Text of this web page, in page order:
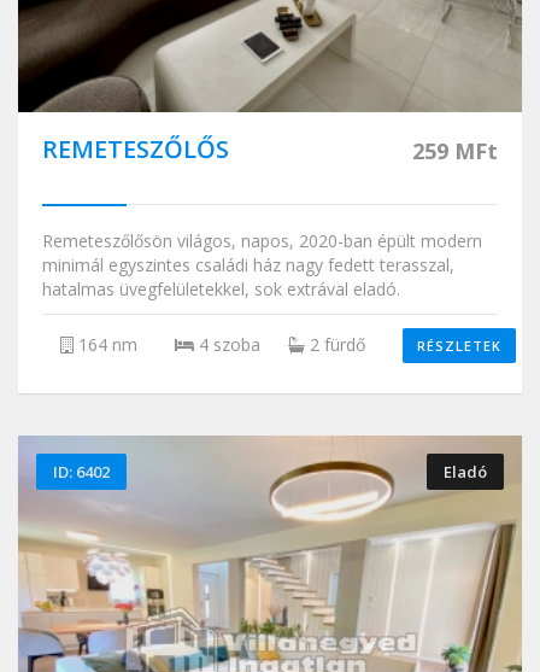
REMETESZŐLŐS 259 MFt
Remeteszőlősön világos, napos, 2020-ban épült modern
minimál egyszintes családi ház nagy fedett terasszal,
hatalmas üvegfelületekkel, sok extrával eladó.
164 nm 4 szoba 2 fürdő RÉSZLETEK
ID: 6402 Eladó